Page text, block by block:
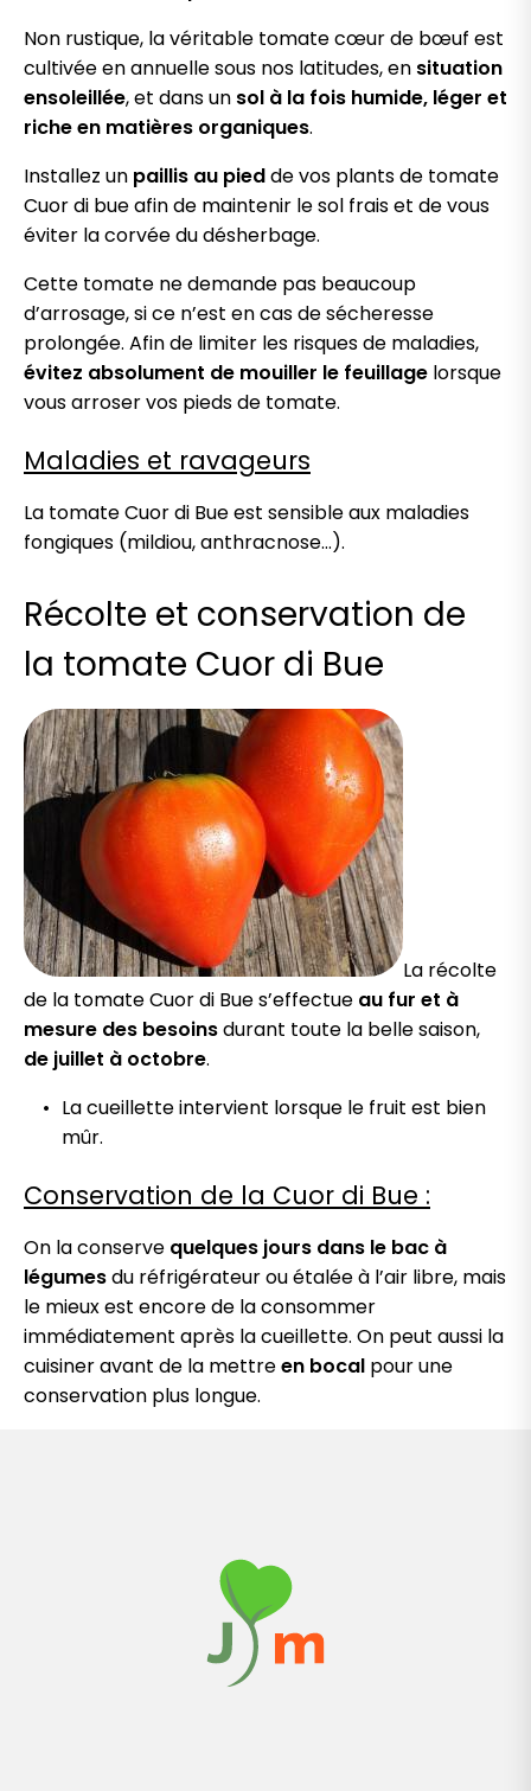
Non rustique, la véritable tomate cœur de bœuf est
cultivée en annuelle sous nos latitudes, en situation
ensoleillée, et dans un sol à la fois humide, léger et
riche en matières organiques.
Installez un paillis au piedde vos plants de tomate
Cuor di bue afin de maintenir le sol frais et de vous
éviter la corvée du désherbage.
Cette tomate ne demande pas beaucoup
d’arrosage, si ce n’est en cas de sécheresse
prolongée. Afin de limiter les risques de maladies,
évitez absolument de mouiller le feuillage lorsque
vous arroser vos pieds de tomate.
Maladies et ravageurs
La tomate Cuor di Bue est sensible aux maladies
fongiques (mildiou, anthracnose…).
Récolte et conservation de
la tomate Cuor di Bue
La récolte
de la tomate Cuor di Bue s’effectue au fur et à
mesure des besoinsdurant toute la belle saison,
de juillet à octobre.
La cueillette intervient lorsque le fruit est bien
mûr.
Conservation de la Cuor di Bue :
On la conserve quelques jours dans le bac à
légumesdu réfrigérateur ou étalée à l’air libre, mais
le mieux est encore de la consommer
immédiatement après la cueillette. On peut aussi la
cuisiner avant de la mettreen bocal pour une
conservation plus longue.